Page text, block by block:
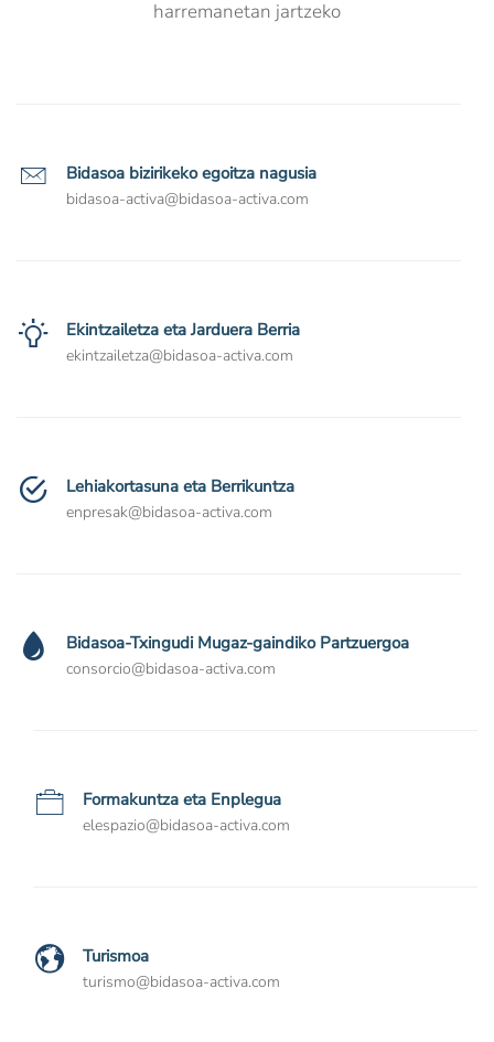
harremanetan jartzeko
Bidasoa bizirikeko egoitza nagusia
bidasoa-activa@bidasoa-activa.com
Ekintzailetza eta Jarduera Berria
ekintzailetza@bidasoa-activa.com
Lehiakortasuna eta Berrikuntza
enpresak@bidasoa-activa.com
Bidasoa-Txingudi Mugaz-gaindiko Partzuergoa
consorcio@bidasoa-activa.com
Formakuntza eta Enplegua
elespazio@bidasoa-activa.com
Turismoa
turismo@bidasoa-activa.com